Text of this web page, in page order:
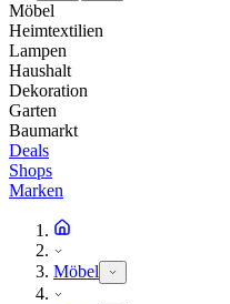
Möbel
Heimtextilien
Lampen
Haushalt
Dekoration
Garten
Baumarkt
Deals
Shops
Marken
Möbel